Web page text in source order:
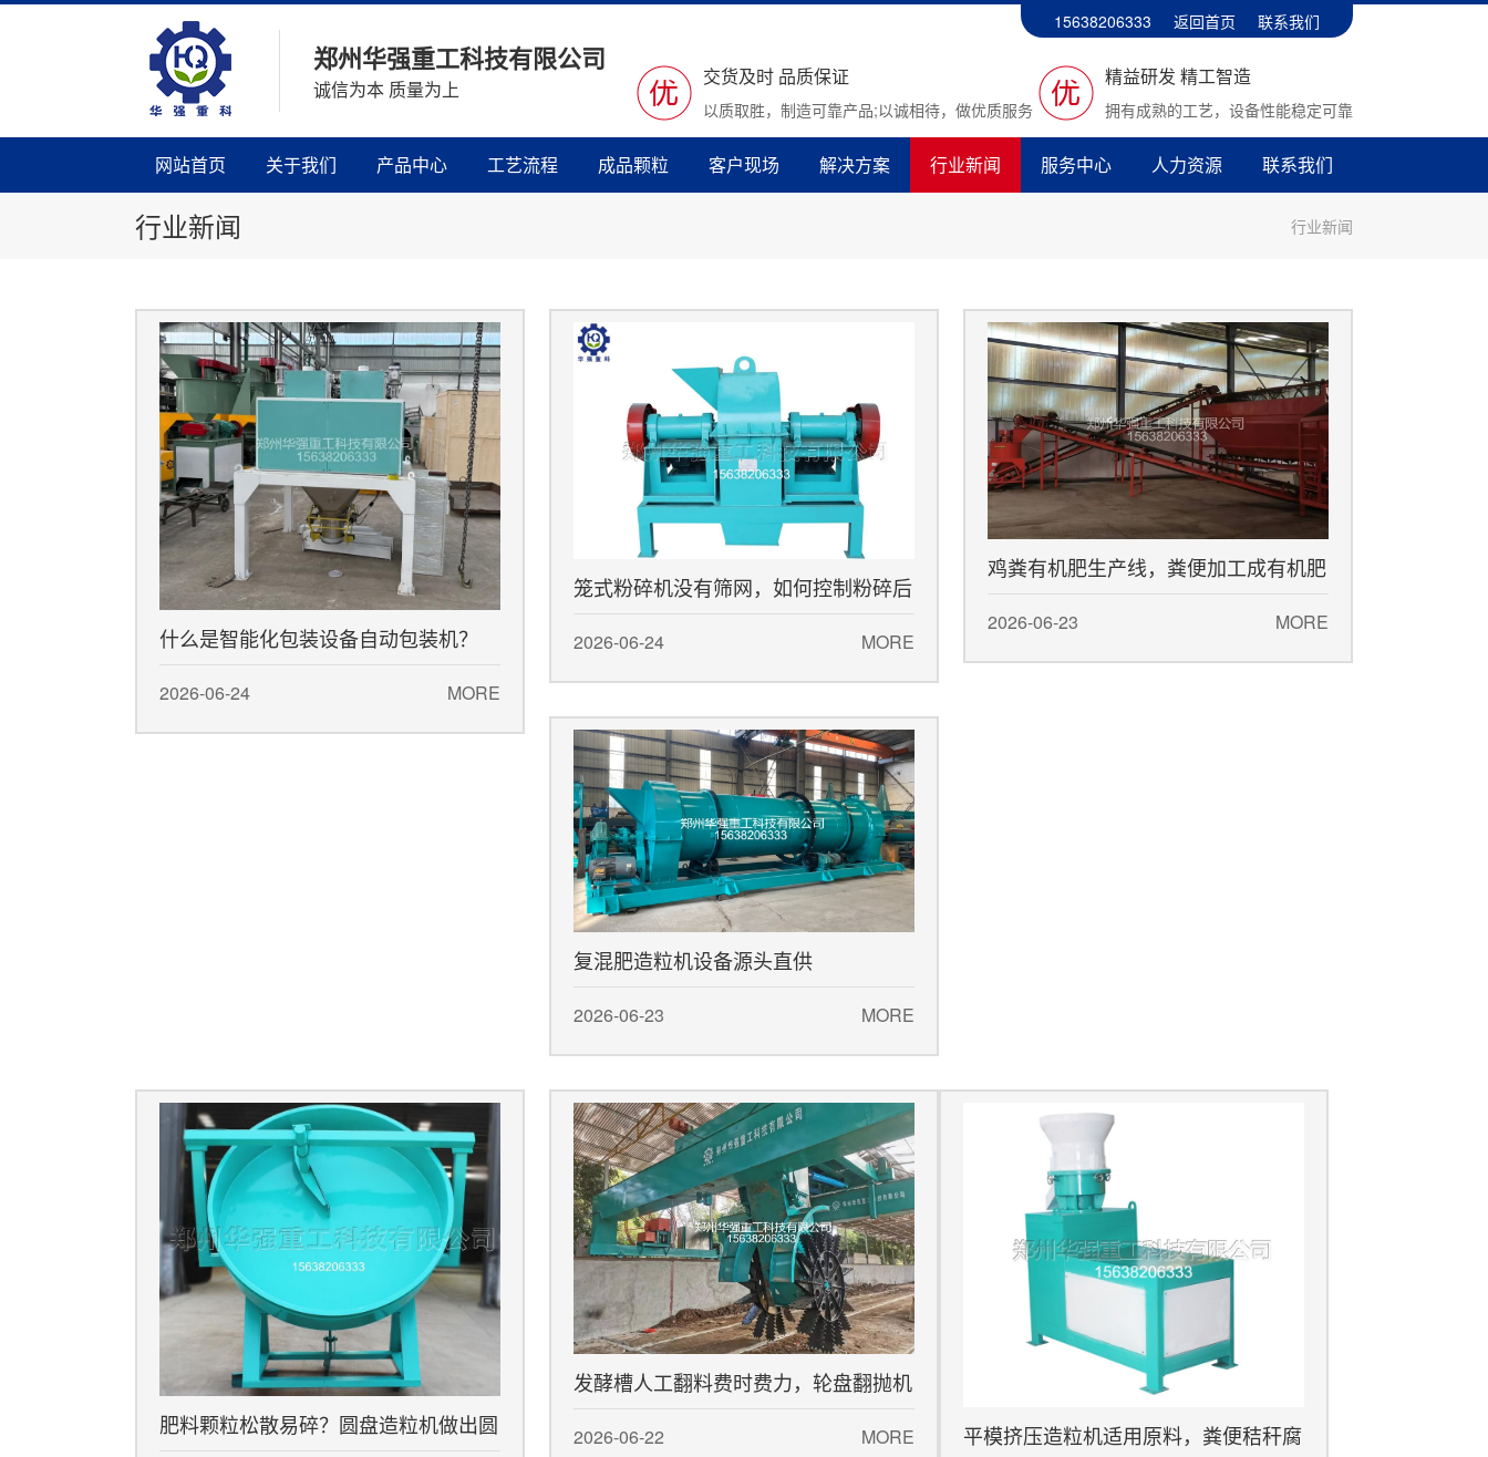
15638206333 返回首页 联系我们
郑州华强重工科技有限公司
诚信为本 质量为上
交货及时 品质保证
以质取胜，制造可靠产品;以诚相待，做优质服务
精益研发 精工智造
拥有成熟的工艺，设备性能稳定可靠
网站首页 关于我们 产品中心 工艺流程 成品颗粒 客户现场 解决方案 行业新闻 服务中心 人力资源 联系我们
行业新闻 行业新闻
什么是智能化包装设备自动包装机？
2026-06-24 MORE
笼式粉碎机没有筛网，如何控制粉碎后
的物料细度？
2026-06-24 MORE
鸡粪有机肥生产线，粪便加工成有机肥
设备
2026-06-23 MORE
复混肥造粒机设备源头直供
2026-06-23 MORE
肥料颗粒松散易碎？圆盘造粒机做出圆
发酵槽人工翻料费时费力，轮盘翻抛机
自动化省人工
2026-06-22 MORE
平模挤压造粒机适用原料，粪便秸秆腐